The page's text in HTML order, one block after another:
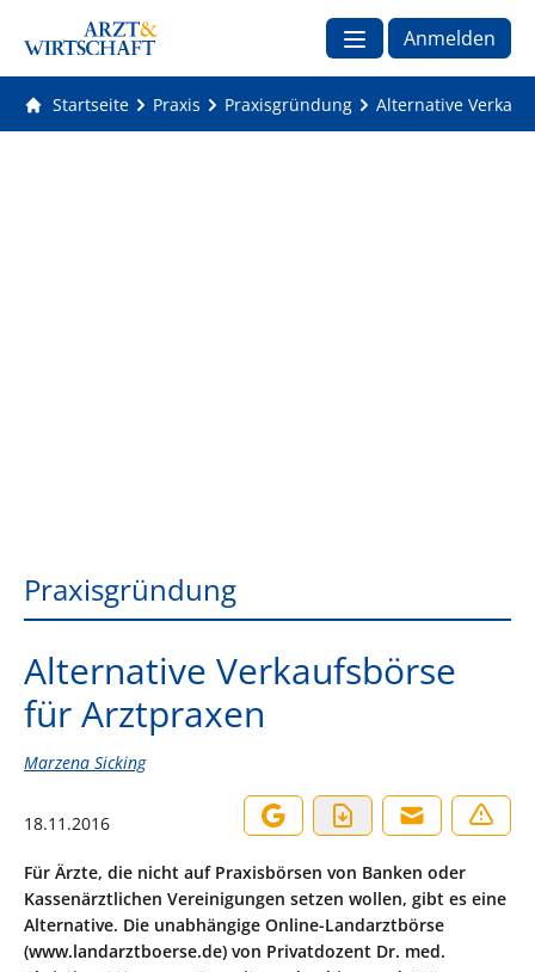
Anmelden
Startseite Praxis Praxisgründung Alternative
Praxisgründung
Alternative Verkaufsbörse
für Arztpraxen
Marzena Sicking
18.11.2016
Für Ärzte, die nicht auf Praxisbörsen von Banken oder
Kassenärztlichen Vereinigungen setzen wollen, gibt es eine
Alternative. Die unabhängige Online-Landarztbörse
(www.landarztboerse.de) von Privatdozent Dr. med.